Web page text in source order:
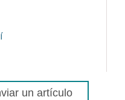
un artículo